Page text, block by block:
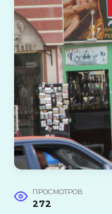
ПРОСМОТРОВ
272